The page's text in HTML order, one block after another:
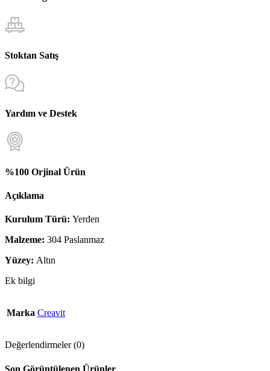
Stoktan Satış
Yardım ve Destek
%100 Orjinal Ürün
Açıklama
Kurulum Türü: Yerden
Malzeme: 304 Paslanmaz
Yüzey: Altın
Ek bilgi
Marka Creavit
Değerlendirmeler (0)
Son Görüntülenen Ürünler